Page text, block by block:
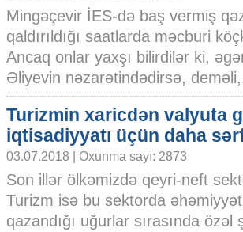
Mingəçevir İES-də baş vermiş
qaldırıldığı saatlarda məcburi
Ancaq onlar yaxşı bilirdilər ki,
Əliyevin nəzarətindədirsə,
Turizmin xaricdən valyuta
iqtisadiyyatı üçün daha
03.07.2018 | Oxunma sayı: 2873
Son illər ölkəmizdə qeyri-neft
Turizm isə bu sektorda
qazandığı uğurlar sırasında